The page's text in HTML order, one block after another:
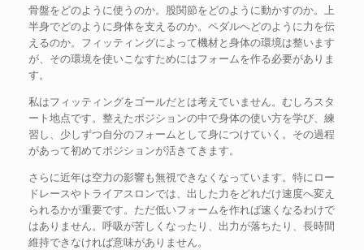
骨盤をどのように使うのか。股関節をどのように動かすのか。上
半身でどのように身体を支えるのか。ペダルへどのように力を伝
えるのか。フィッティングによって機材と身体の環境は整います
が、その環境を使いこなすためにはフォームを作る必要がありま
す。
私はフィッティングをゴールだとは考えていません。むしろスタ
ート地点です。整えたポジションの中で身体の使い方を学び、練
習し、少しずつ自分のフォームとして身につけていく。その過程
があって初めてポジションが活きてきます。
さらに近年は空力の影響も無視できなくなっています。特にロー
ドレースやトライアスロンでは、出した力をどれだけ速度へ変え
られるかが重要です。ただ低いフォームを作れば速くなるわけで
はありません。呼吸が苦しくなったり、出力が落ちたり、長時間
維持できなければ意味がありません。